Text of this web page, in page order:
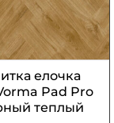
елочка
Pad Pro
теплый